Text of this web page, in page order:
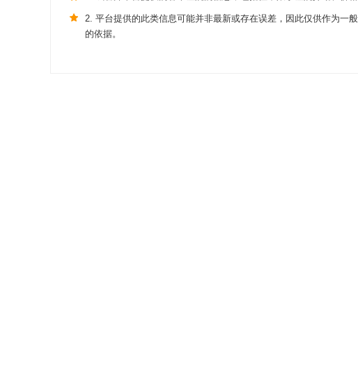
2. 平台提供的此类信息可能并非最新或存在误差，因此仅供作为一
的依据。